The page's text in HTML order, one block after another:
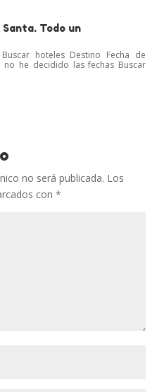
Todo un
hoteles Destino Fecha de
no he decidido las fechas Buscar
no será publicada. Los
con *